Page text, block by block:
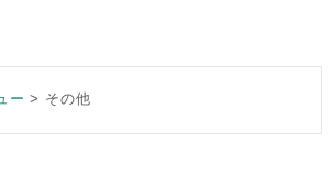
ー その他